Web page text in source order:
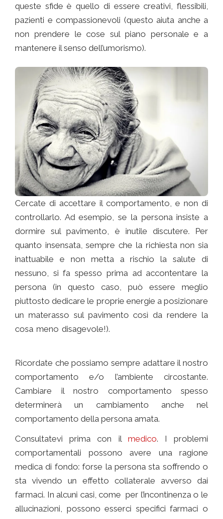
queste sfide è quello di essere creativi, flessibili,
pazienti e compassionevoli (questo aiuta anche a
non prendere le cose sul piano personale e a
mantenere il senso dell’umorismo).
Cercate di accettare il comportamento, e non di
controllarlo. Ad esempio, se la persona insiste a
dormire sul pavimento, è inutile discutere. Per
quanto insensata, sempre che la richiesta non sia
inattuabile e non metta a rischio la salute di
nessuno, si fa spesso prima ad accontentare la
persona (in questo caso, può essere meglio
piuttosto dedicare le proprie energie a posizionare
un materasso sul pavimento così da rendere la
cosa meno disagevole!).
Ricordate che possiamo sempre adattare il nostro
comportamento e/o l’ambiente circostante.
Cambiare il nostro comportamento spesso
determinerà un cambiamento anche nel
comportamento della persona amata.
Consultatevi prima con il medico. I problemi
comportamentali possono avere una ragione
medica di fondo: forse la persona sta soffrendo o
sta vivendo un effetto collaterale avverso dai
farmaci. In alcuni casi, come per l’incontinenza o le
allucinazioni, possono esserci specifici farmaci o